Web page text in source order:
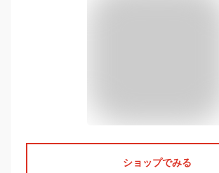
ショップでみる